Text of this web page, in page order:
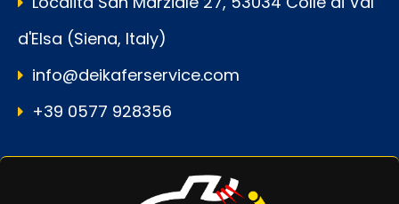
d'Elsa (Siena, Italy)
info@deikaferservice.com
+39 0577 928356